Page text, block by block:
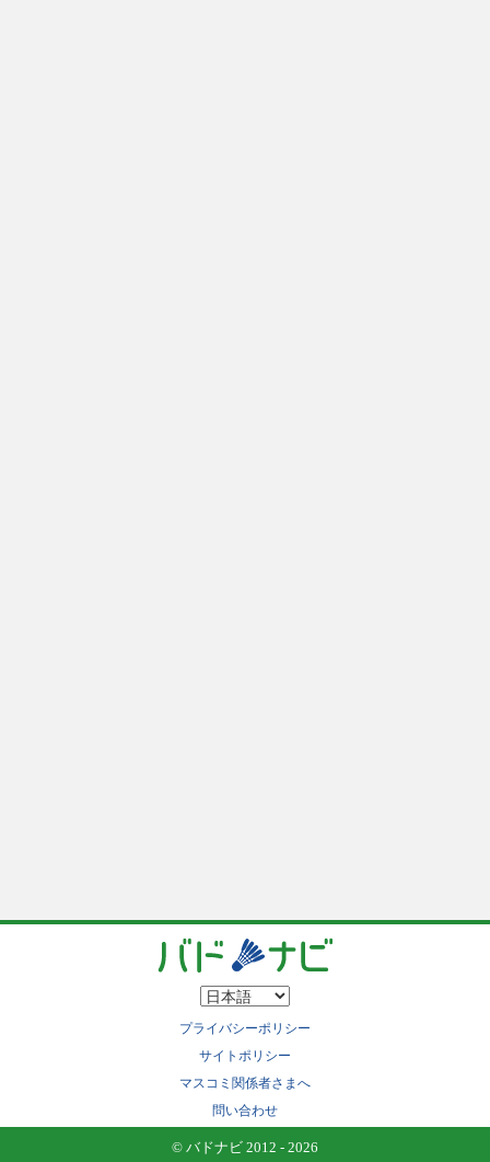
プライバシーポリシー
サイトポリシー
マスコミ関係者さまへ
問い合わせ
© バドナビ 2012 - 2026